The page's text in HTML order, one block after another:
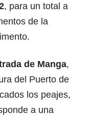
, para un total a
de la
de Manga,
del Puerto de
los peajes,
a una